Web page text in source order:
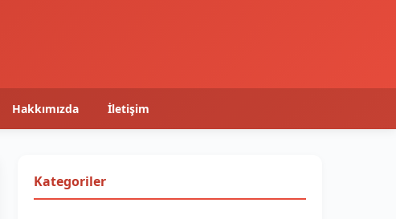
Hakkımızda İletişim
Kategoriler